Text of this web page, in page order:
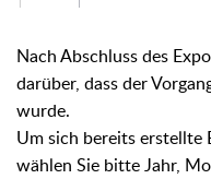
Nach Abschluss des
darüber, dass der
wurde.
Um sich bereits erstellte
wählen Sie bitte Jahr,